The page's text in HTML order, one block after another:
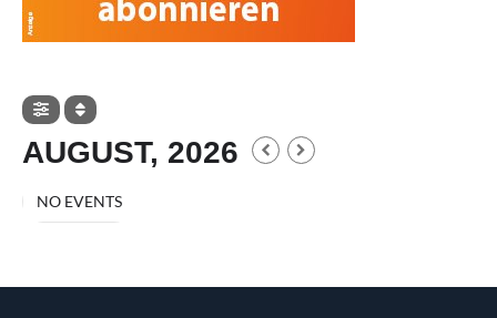
AUGUST, 2026
NO EVENTS